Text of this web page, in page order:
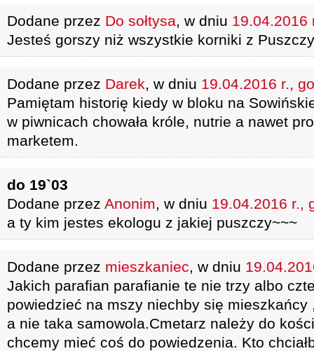
Dodane przez Do sołtysa, w dniu 19.04.2016
Jesteś gorszy niż wszystkie korniki z
Dodane przez Darek, w dniu 19.04.2016 r.,
Pamiętam historię kiedy w bloku na
w piwnicach chowała króle, nutrie a nawet
marketem.
do 19`03
Dodane przez Anonim, w dniu 19.04.2016 r.,
a ty kim jestes ekologu z jakiej puszczy~~~
Dodane przez mieszkaniec, w dniu
Jakich parafian parafianie te nie trzy albo
powiedzieć na mszy niechby się
a nie taka samowola.Cmetarz należy do
chcemy mieć coś do powiedzenia. Kto